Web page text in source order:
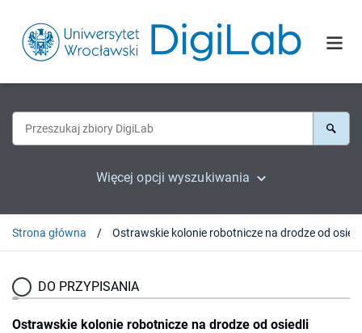
Więcej opcji wyszukiwania
Strona główna
DO PRZYPISANIA
Ostrawskie kolonie robotnicze na drodze od osiedli